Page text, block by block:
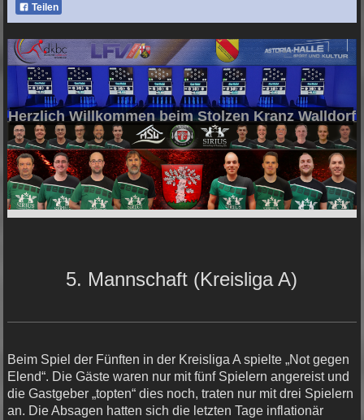
Teilen
Herzlich Willkommen beim Stolzen Kranz Walldorf
5. Mannschaft (Kreisliga A)
Beim Spiel der Fünften in der Kreisliga A spielte „Not gegen
Elend“. Die Gäste waren nur mit fünf Spielern angereist und
die Gastgeber „topten“ dies noch, traten nur mit drei Spielern
an. Die Absagen hatten sich die letzten Tage inflationär